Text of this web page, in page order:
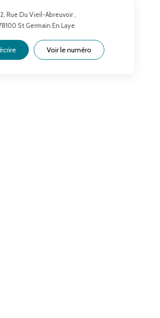
Rue Du Vieil-Abreuvoir ,
St Germain En Laye
Voir le numéro